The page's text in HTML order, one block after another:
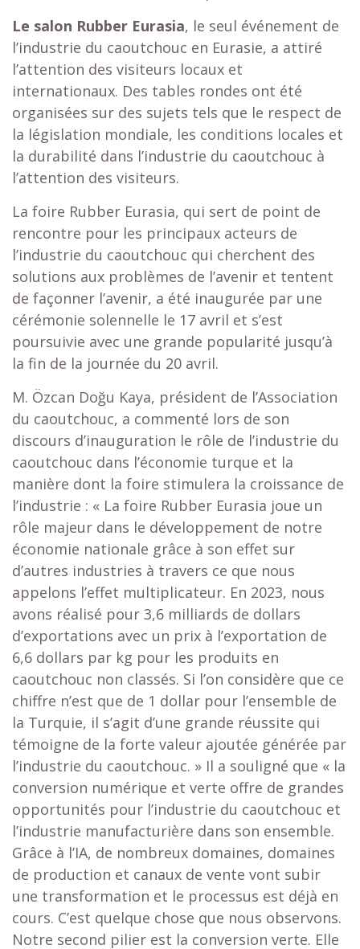
Le salon Rubber Eurasia, le seul événement de
l’industrie du caoutchouc en Eurasie, a attiré
l’attention des visiteurs locaux et
internationaux. Des tables rondes ont été
organisées sur des sujets tels que le respect de
la législation mondiale, les conditions locales et
la durabilité dans l’industrie du caoutchouc à
l’attention des visiteurs.
La foire Rubber Eurasia, qui sert de point de
rencontre pour les principaux acteurs de
l’industrie du caoutchouc qui cherchent des
solutions aux problèmes de l’avenir et tentent
de façonner l’avenir, a été inaugurée par une
cérémonie solennelle le 17 avril et s’est
poursuivie avec une grande popularité jusqu’à
la fin de la journée du 20 avril.
M. Özcan Doğu Kaya, président de l’Association
du caoutchouc, a commenté lors de son
discours d’inauguration le rôle de l’industrie du
caoutchouc dans l’économie turque et la
manière dont la foire stimulera la croissance de
l’industrie : « La foire Rubber Eurasia joue un
rôle majeur dans le développement de notre
économie nationale grâce à son effet sur
d’autres industries à travers ce que nous
appelons l’effet multiplicateur. En 2023, nous
avons réalisé pour 3,6 milliards de dollars
d’exportations avec un prix à l’exportation de
6,6 dollars par kg pour les produits en
caoutchouc non classés. Si l’on considère que ce
chiffre n’est que de 1 dollar pour l’ensemble de
la Turquie, il s’agit d’une grande réussite qui
témoigne de la forte valeur ajoutée générée par
l’industrie du caoutchouc. » Il a souligné que « la
conversion numérique et verte offre de grandes
opportunités pour l’industrie du caoutchouc et
l’industrie manufacturière dans son ensemble.
Grâce à l’IA, de nombreux domaines, domaines
de production et canaux de vente vont subir
une transformation et le processus est déjà en
cours. C’est quelque chose que nous observons.
Notre second pilier est la conversion verte. Elle